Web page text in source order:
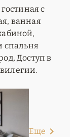
с
ванная
спальня
Доступ в
Еще